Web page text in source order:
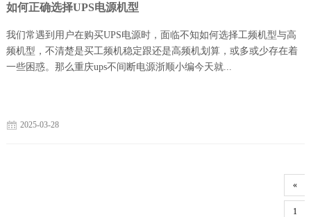
如何正确选择UPS电源机型
我们常遇到用户在购买UPS电源时，面临不知如何选择工频机型与高
频机型，不清楚是买工频机稳定跟还是高频机划算，或多或少存在着
一些困惑。那么重庆ups不间断电源浙顺小编今天就...
2025-03-28
«
1